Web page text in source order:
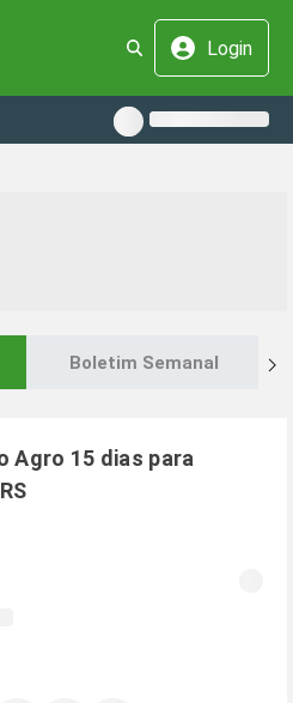
Login
Boletim Semanal
Agro 15 dias para
RS